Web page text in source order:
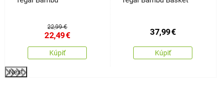
22,99 €
22,49€
Kúpiť
37,99€
Kúpiť
Next